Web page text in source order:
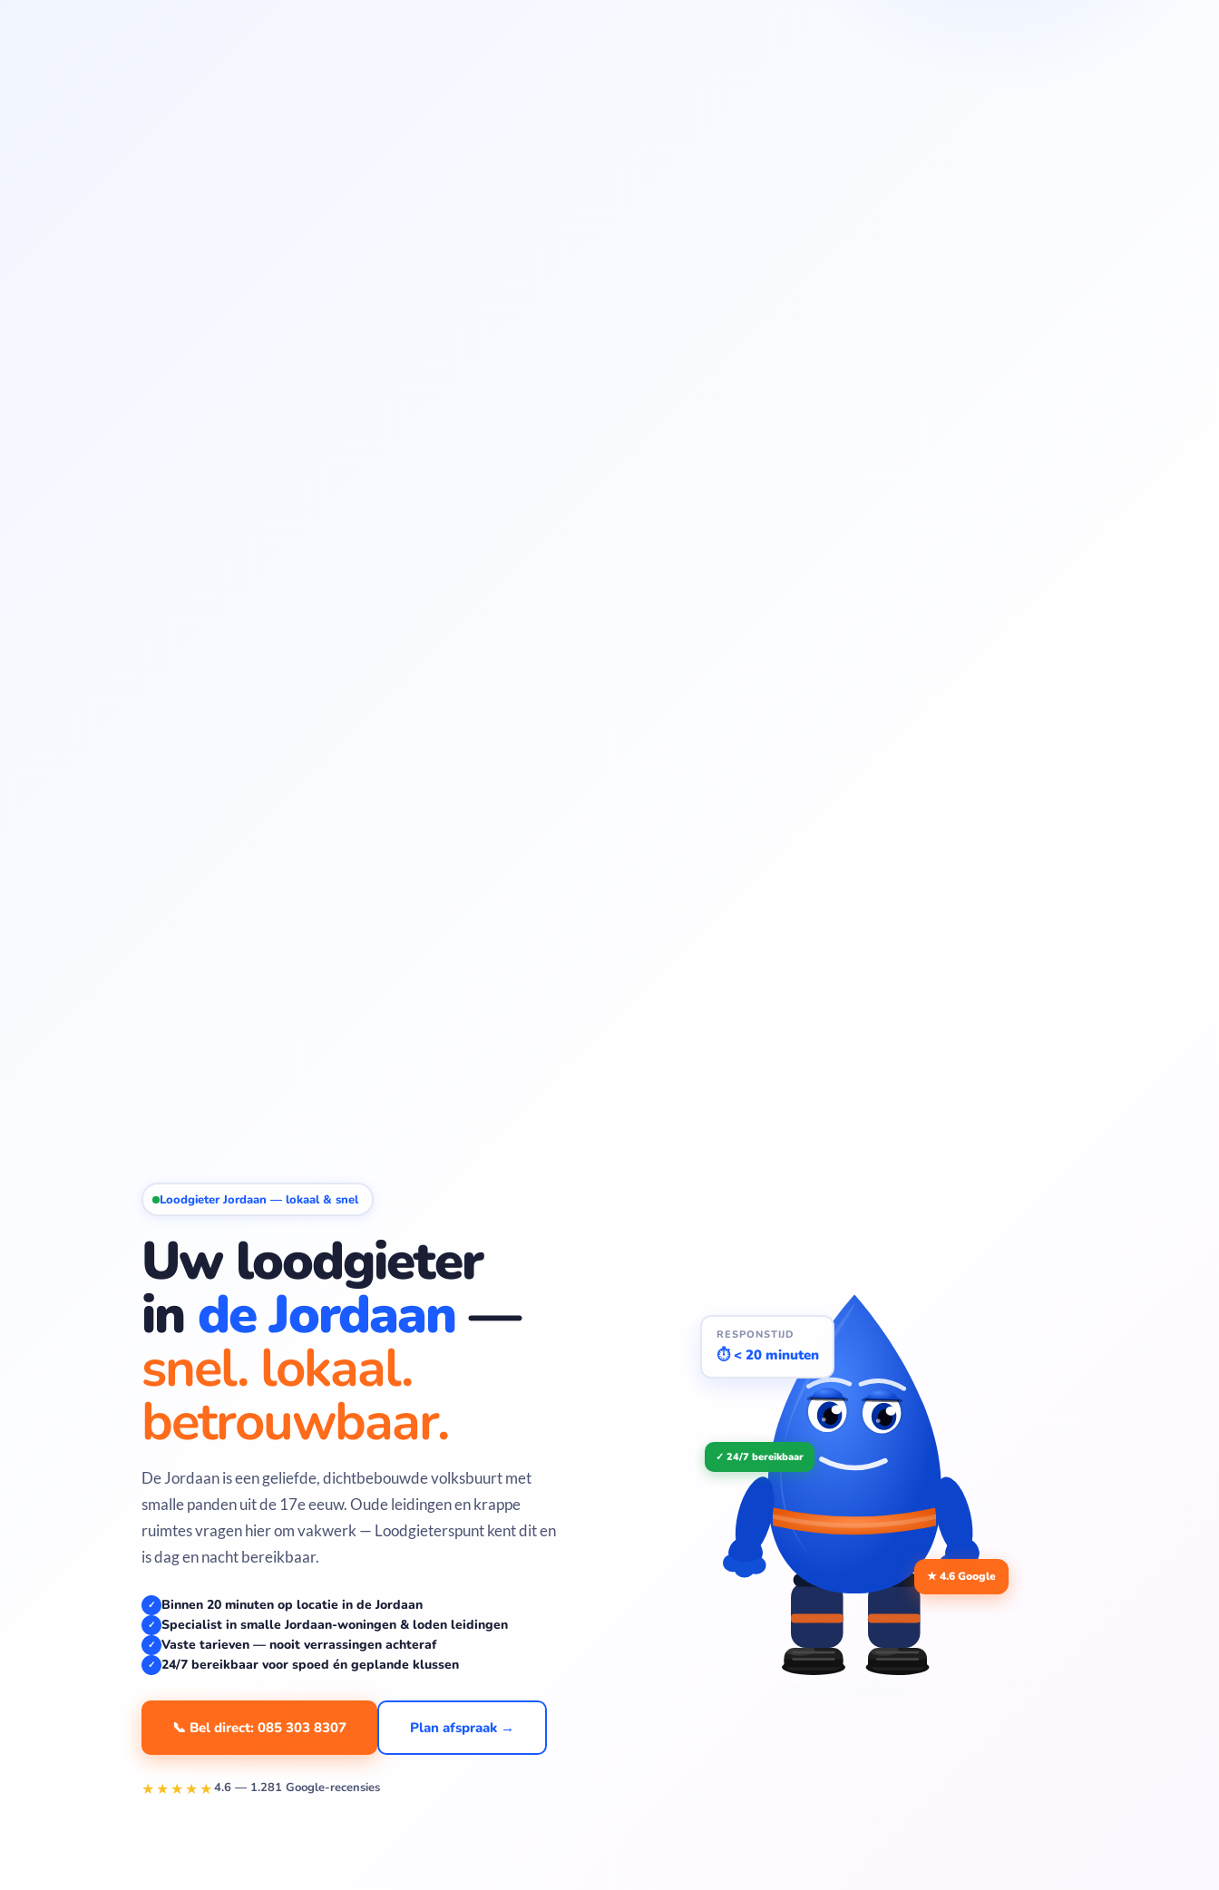
Loodgieter Jordaan — lokaal & snel
Uw loodgieter
in de Jordaan—
snel. lokaal.
betrouwbaar.
De Jordaan is een geliefde, dichtbebouwde volksbuurt met
smalle panden uit de 17e eeuw. Oude leidingen en krappe
ruimtes vragen hier om vakwerk — Loodgieterspunt kent dit en
is dag en nacht bereikbaar.
✓ Binnen 20 minuten op locatie in de Jordaan
✓ Specialist in smalle Jordaan-woningen & loden leidingen
✓ Vaste tarieven — nooit verrassingen achteraf
✓ 24/7 bereikbaar voor spoed én geplande klussen
📞 Bel direct: 085 303 8307 Plan afspraak →
★★★★★4.6 — 1.281 Google-recensies
RESPONSTIJD
⏱ < 20 minuten
★ 4.6 Google
✓ 24/7 bereikbaar